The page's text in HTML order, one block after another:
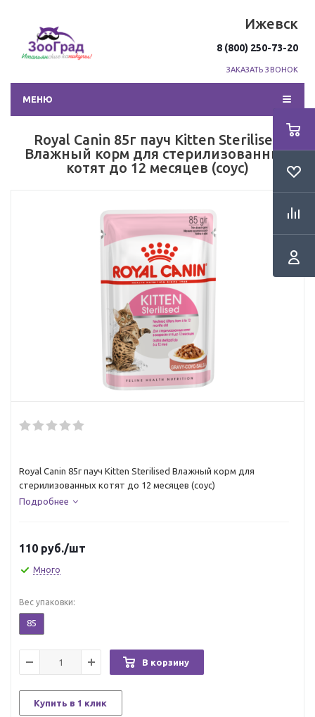
Ижевск
8 (800) 250-73-20
ЗАКАЗАТЬ ЗВОНОК
МЕНЮ
Royal Canin 85г пауч Kitten Sterilised
Влажный корм для стерилизованных
котят до 12 месяцев (соус)
Royal Canin 85г пауч Kitten Sterilised Влажный корм для
стерилизованных котят до 12 месяцев (соус)
Подробнее
110 руб./шт
Много
Вес упаковки:
85
В корзину
Купить в 1 клик